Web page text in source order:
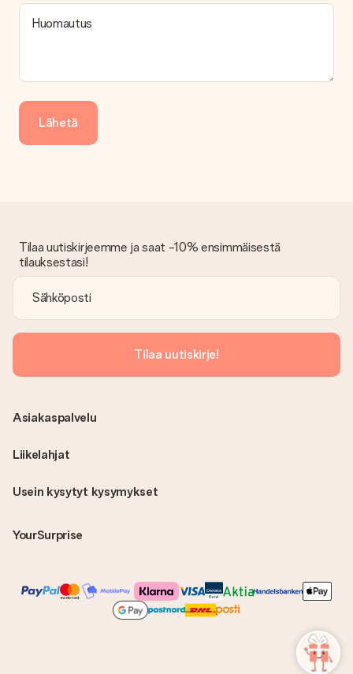
Huomautus
Lähetä
Tilaa uutiskirjeemme ja saat -10% ensimmäisestä
tilauksestasi!
Tilaa uutiskirje!
Usein kysytyt kysymykset
YourSurprise
Asiakaspalvelu
Liikelahjat